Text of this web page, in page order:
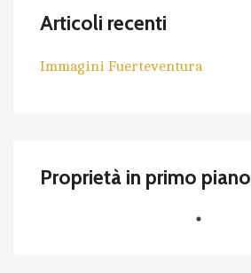
Articoli recenti
Immagini Fuerteventura
Proprietà in primo piano